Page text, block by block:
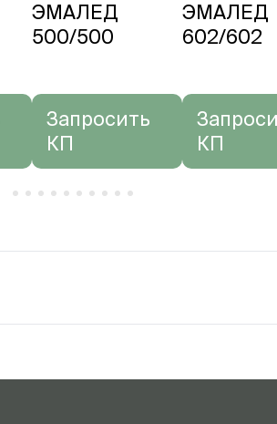
ЭМАЛЕД
500/500
Запросить
КП
ЭМАЛЕД
602/602
КП